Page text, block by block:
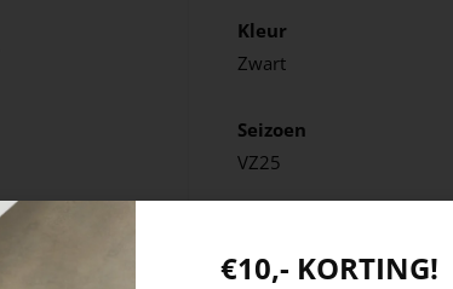
Kleur
Zwart
Seizoen
VZ25
€10,- KORTING!